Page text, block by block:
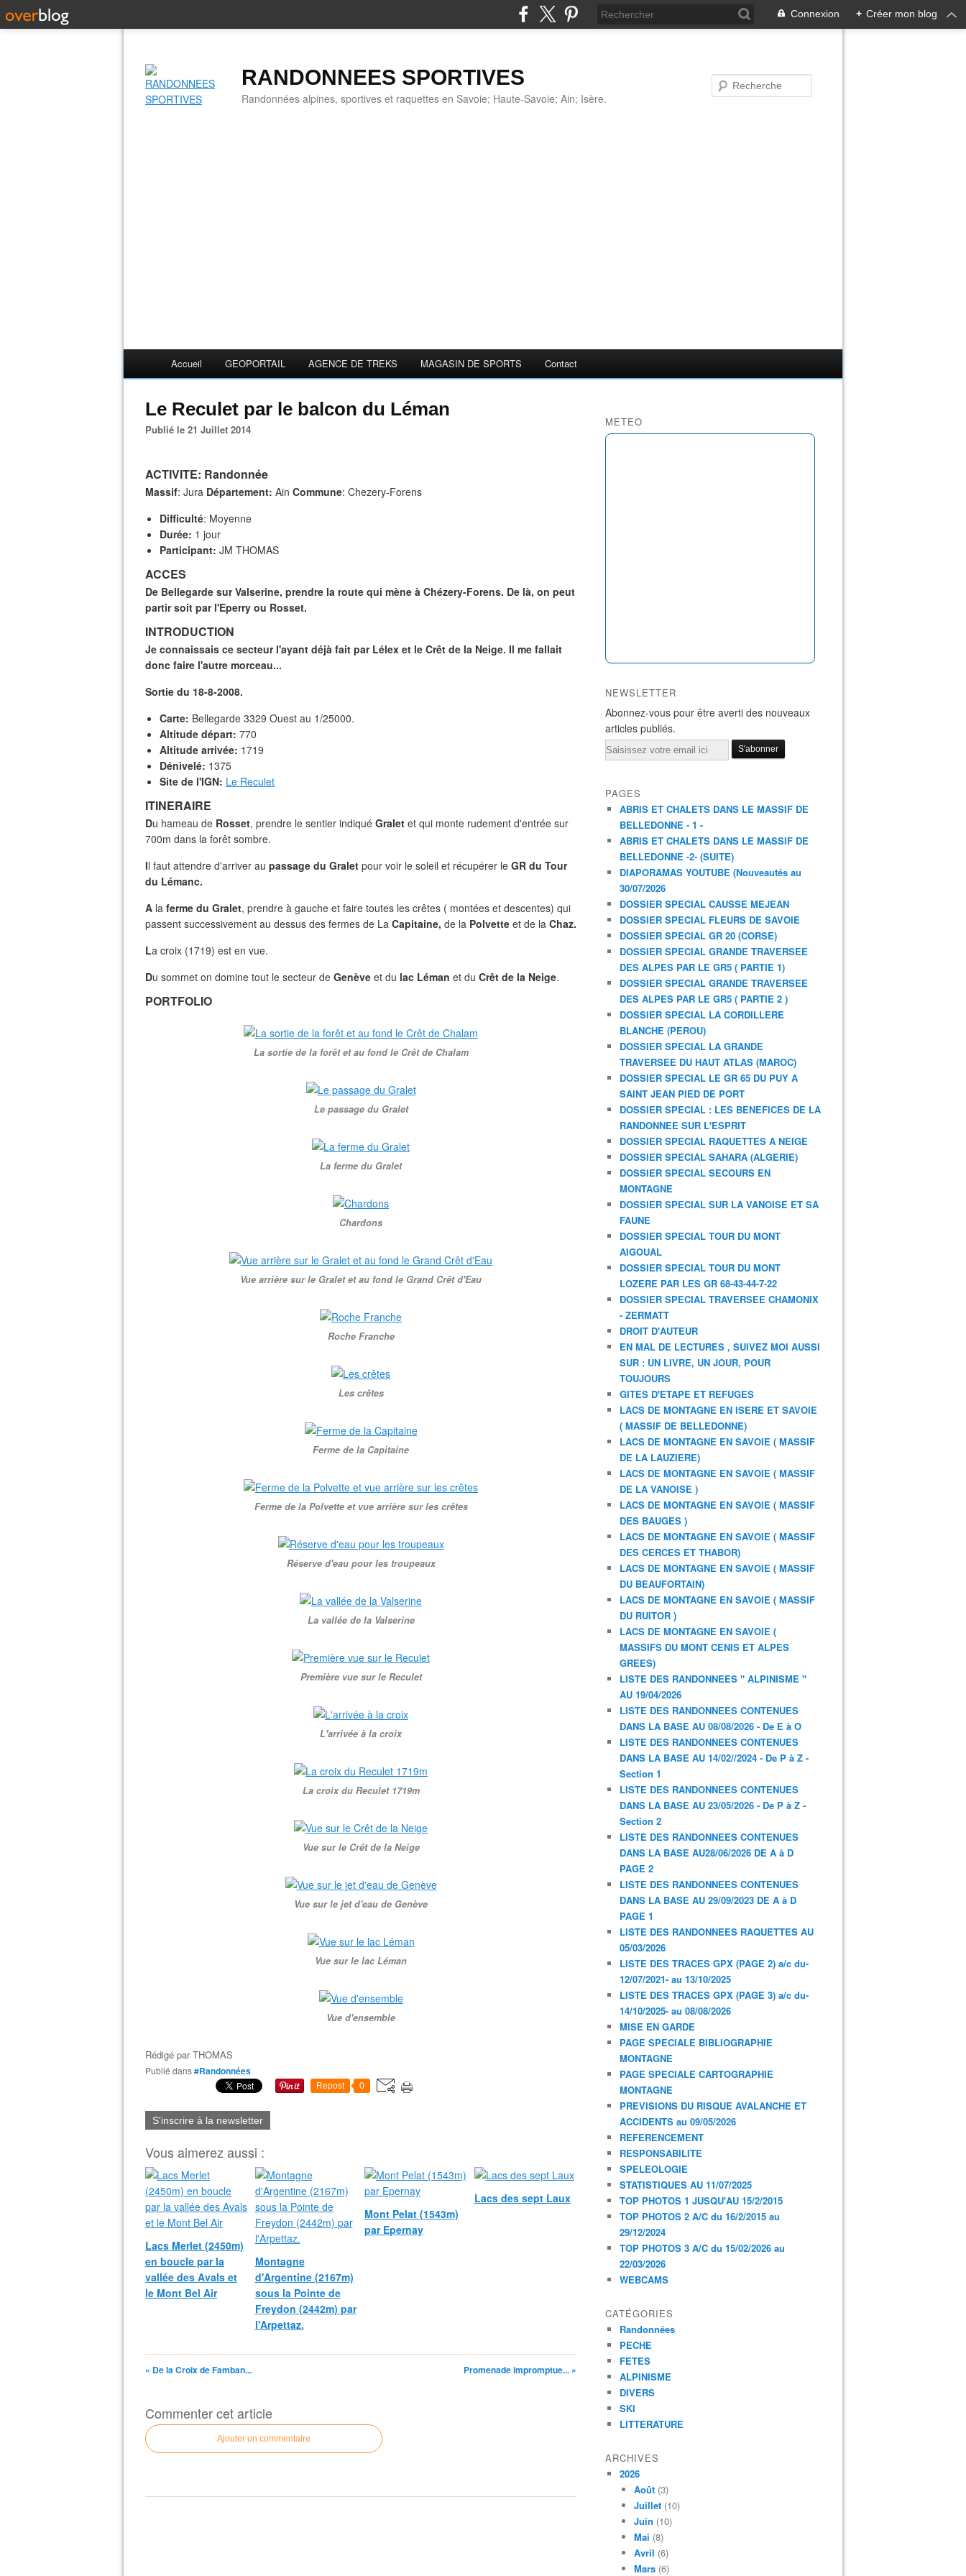
Connexion + Créer mon blog
RANDONNEES SPORTIVES
Randonnées alpines, sportives et raquettes en Savoie; Haute-Savoie; Ain; Isère.
Accueil GEOPORTAIL AGENCE DE TREKS MAGASIN DE SPORTS Contact
Le Reculet par le balcon du Léman
Publié le 21 Juillet 2014
ACTIVITE: Randonnée
Massif: Jura Département: Ain Commune: Chezery-Forens
Difficulté: Moyenne
Durée: 1 jour
Participant: JM THOMAS
ACCES
De Bellegarde sur Valserine, prendre la route qui mène à Chézery-Forens. De là, on peut
partir soit par l'Eperry ou Rosset.
INTRODUCTION
Je connaissais ce secteur l'ayant déjà fait par Lélex et le Crêt de la Neige. Il me fallait
donc faire l'autre morceau...
Sortie du 18-8-2008.
Carte: Bellegarde 3329 Ouest au 1/25000.
Altitude départ: 770
Altitude arrivée: 1719
Dénivelé: 1375
Site de l'IGN: Le Reculet
ITINERAIRE
Du hameau de Rosset, prendre le sentier indiqué Gralet et qui monte rudement d'entrée sur
700m dans la forêt sombre.
Il faut attendre d'arriver au passage du Gralet pour voir le soleil et récupérer le GR du Tour
du Lémanc.
A la ferme du Gralet, prendre à gauche et faire toutes les crêtes ( montées et descentes) qui
passent successivement au dessus des fermes de La Capitaine, de la Polvette et de la Chaz.
La croix (1719) est en vue.
Du sommet on domine tout le secteur de Genève et du lac Léman et du Crêt de la Neige.
PORTFOLIO
La sortie de la forêt et au fond le Crêt de Chalam
Le passage du Gralet
La ferme du Gralet
Chardons
Vue arrière sur le Gralet et au fond le Grand Crêt d'Eau
Roche Franche
Les crêtes
Ferme de la Capitaine
Ferme de la Polvette et vue arrière sur les crêtes
Réserve d'eau pour les troupeaux
La vallée de la Valserine
Première vue sur le Reculet
L'arrivée à la croix
La croix du Reculet 1719m
Vue sur le Crêt de la Neige
Vue sur le jet d'eau de Genève
Vue sur le lac Léman
Vue d'ensemble
Rédigé parTHOMAS
Publié dans#Randonnées
Repost 0
S'inscrire à la newsletter
Vous aimerez aussi :
Lacs Merlet (2450m)
en boucle par la
vallée des Avals et
le Mont Bel Air
Montagne
d'Argentine (2167m)
sous la Pointe de
Freydon (2442m) par
l'Arpettaz.
Mont Pelat (1543m)
par Epernay
Lacs des sept Laux
« De la Croix de Famban... Promenade impromptue... »
Commenter cet article
Ajouter un commentaire
METEO
NEWSLETTER
Abonnez-vous pour être averti des nouveaux
articles publiés.
Email
PAGES
ABRIS ET CHALETS DANS LE MASSIF DE
BELLEDONNE - 1 -
ABRIS ET CHALETS DANS LE MASSIF DE
BELLEDONNE -2- (SUITE)
DIAPORAMAS YOUTUBE (Nouveautés au
30/07/2026
DOSSIER SPECIAL CAUSSE MEJEAN
DOSSIER SPECIAL FLEURS DE SAVOIE
DOSSIER SPECIAL GR 20 (CORSE)
DOSSIER SPECIAL GRANDE TRAVERSEE
DES ALPES PAR LE GR5 ( PARTIE 1)
DOSSIER SPECIAL GRANDE TRAVERSEE
DES ALPES PAR LE GR5 ( PARTIE 2 )
DOSSIER SPECIAL LA CORDILLERE
BLANCHE (PEROU)
DOSSIER SPECIAL LA GRANDE
TRAVERSEE DU HAUT ATLAS (MAROC)
DOSSIER SPECIAL LE GR 65 DU PUY A
SAINT JEAN PIED DE PORT
DOSSIER SPECIAL : LES BENEFICES DE LA
RANDONNEE SUR L'ESPRIT
DOSSIER SPECIAL RAQUETTES A NEIGE
DOSSIER SPECIAL SAHARA (ALGERIE)
DOSSIER SPECIAL SECOURS EN
MONTAGNE
DOSSIER SPECIAL SUR LA VANOISE ET SA
FAUNE
DOSSIER SPECIAL TOUR DU MONT
AIGOUAL
DOSSIER SPECIAL TOUR DU MONT
LOZERE PAR LES GR 68-43-44-7-22
DOSSIER SPECIAL TRAVERSEE CHAMONIX
- ZERMATT
DROIT D'AUTEUR
EN MAL DE LECTURES , SUIVEZ MOI AUSSI
SUR : UN LIVRE, UN JOUR, POUR
TOUJOURS
GITES D'ETAPE ET REFUGES
LACS DE MONTAGNE EN ISERE ET SAVOIE
( MASSIF DE BELLEDONNE)
LACS DE MONTAGNE EN SAVOIE ( MASSIF
DE LA LAUZIERE)
LACS DE MONTAGNE EN SAVOIE ( MASSIF
DE LA VANOISE )
LACS DE MONTAGNE EN SAVOIE ( MASSIF
DES BAUGES )
LACS DE MONTAGNE EN SAVOIE ( MASSIF
DES CERCES ET THABOR)
LACS DE MONTAGNE EN SAVOIE ( MASSIF
DU BEAUFORTAIN)
LACS DE MONTAGNE EN SAVOIE ( MASSIF
DU RUITOR )
LACS DE MONTAGNE EN SAVOIE (
MASSIFS DU MONT CENIS ET ALPES
GREES)
LISTE DES RANDONNEES " ALPINISME "
AU 19/04/2026
LISTE DES RANDONNEES CONTENUES
DANS LA BASE AU 08/08/2026 - De E à O
LISTE DES RANDONNEES CONTENUES
DANS LA BASE AU 14/02//2024 - De P à Z -
Section 1
LISTE DES RANDONNEES CONTENUES
DANS LA BASE AU 23/05/2026 - De P à Z -
Section 2
LISTE DES RANDONNEES CONTENUES
DANS LA BASE AU28/06/2026 DE A à D
PAGE 2
LISTE DES RANDONNEES CONTENUES
DANS LA BASE AU 29/09/2023 DE A à D
PAGE 1
LISTE DES RANDONNEES RAQUETTES AU
05/03/2026
LISTE DES TRACES GPX (PAGE 2) a/c du-
12/07/2021- au 13/10/2025
LISTE DES TRACES GPX (PAGE 3) a/c du-
14/10/2025- au 08/08/2026
MISE EN GARDE
PAGE SPECIALE BIBLIOGRAPHIE
MONTAGNE
PAGE SPECIALE CARTOGRAPHIE
MONTAGNE
PREVISIONS DU RISQUE AVALANCHE ET
ACCIDENTS au 09/05/2026
REFERENCEMENT
RESPONSABILITE
SPELEOLOGIE
STATISTIQUES AU 11/07/2025
TOP PHOTOS 1 JUSQU'AU 15/2/2015
TOP PHOTOS 2 A/C du 16/2/2015 au
29/12/2024
TOP PHOTOS 3 A/C du 15/02/2026 au
22/03/2026
WEBCAMS
CATÉGORIES
Randonnées
PECHE
FETES
ALPINISME
DIVERS
SKI
LITTERATURE
ARCHIVES
2026
Août (3)
Juillet (10)
Juin (10)
Mai (8)
Avril (6)
Mars (6)